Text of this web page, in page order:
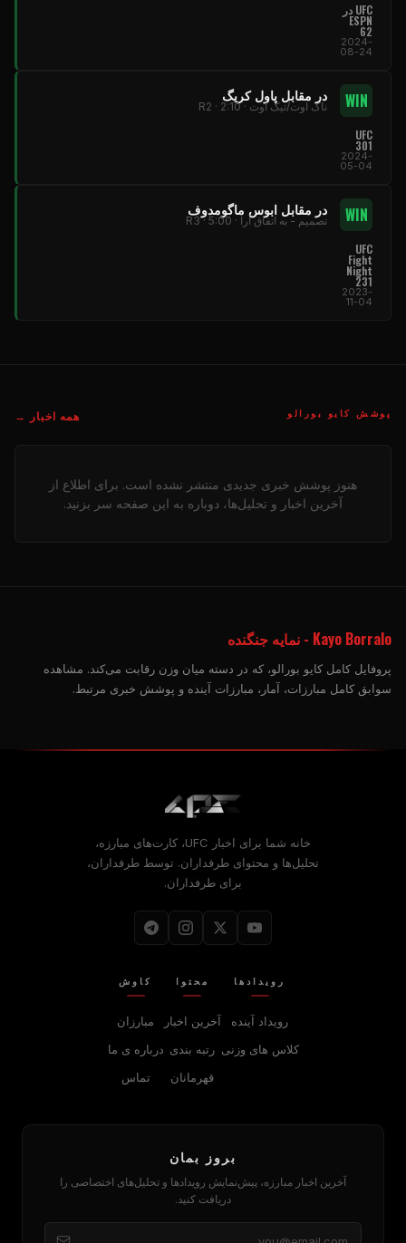
UFC در
ESPN
62
2024-
08-24
WIN در مقابل پاول کریگ
ناک اوت/تیک اوت · R2 · 2:10
UFC
301
2024-
05-04
WIN در مقابل ابوس ماگومدوف
تصمیم - به اتفاق آرا · R3 · 5:00
UFC
Fight
Night
231
2023-
11-04
پوشش کایو بورالو همه اخبار →
هنوز پوشش خبری جدیدی منتشر نشده است. برای اطلاع از
آخرین اخبار و تحلیل‌ها، دوباره به این صفحه سر بزنید.
Kayo Borralo - نمایه جنگنده
پروفایل کامل کایو بورالو، که در دسته میان وزن رقابت می‌کند. مشاهده
سوابق کامل مبارزات، آمار، مبارزات آینده و پوشش خبری مرتبط.
خانه شما برای اخبار UFC، کارت‌های مبارزه،
تحلیل‌ها و محتوای طرفداران. توسط طرفداران،
برای طرفداران.
رویدادها
رویداد آینده
کلاس های وزنی
محتوا
آخرین اخبار
رتبه بندی
قهرمانان
کاوش
مبارزان
درباره‌ ی ما
تماس
بروز بمان
آخرین اخبار مبارزه، پیش‌نمایش رویدادها و تحلیل‌های اختصاصی را
دریافت کنید.